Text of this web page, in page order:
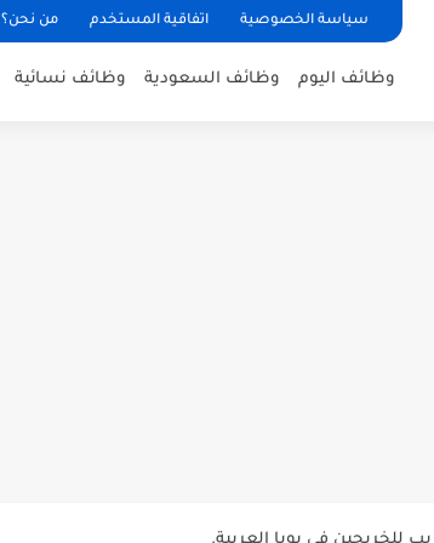
سياسة الخصوصية اتفاقية المستخدم من نحن؟
وظائف اليوم وظائف السعودية وظائف نسائية